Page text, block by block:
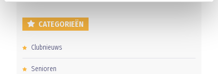
CATEGORIEËN
Clubnieuws
Senioren